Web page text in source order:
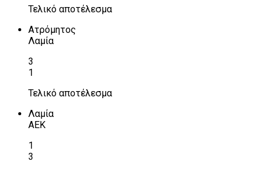
Τελικό αποτέλεσμα
Ατρόμητος
Λαμία
3
1
Τελικό αποτέλεσμα
Λαμία
ΑΕΚ
1
3